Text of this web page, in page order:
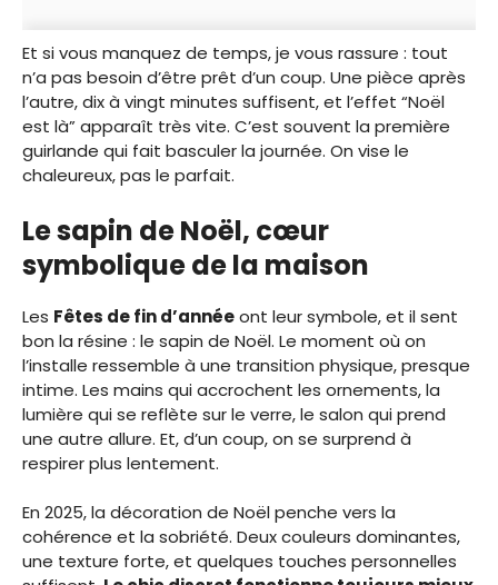
Et si vous manquez de temps, je vous rassure : tout
n’a pas besoin d’être prêt d’un coup. Une pièce après
l’autre, dix à vingt minutes suffisent, et l’effet “Noël
est là” apparaît très vite. C’est souvent la première
guirlande qui fait basculer la journée. On vise le
chaleureux, pas le parfait.
Le sapin de Noël, cœur
symbolique de la maison
Les Fêtes de fin d’annéeont leur symbole, et il sent
bon la résine : le sapin de Noël. Le moment où on
l’installe ressemble à une transition physique, presque
intime. Les mains qui accrochent les ornements, la
lumière qui se reflète sur le verre, le salon qui prend
une autre allure. Et, d’un coup, on se surprend à
respirer plus lentement.
En 2025, la décoration de Noël penche vers la
cohérence et la sobriété. Deux couleurs dominantes,
une texture forte, et quelques touches personnelles